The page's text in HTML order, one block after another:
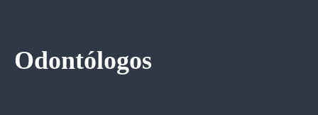
Odontólogos